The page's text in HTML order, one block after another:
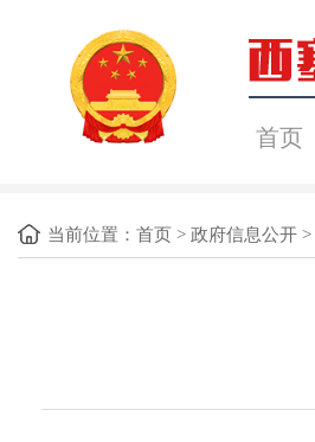
首页
当前位置： 首页 > 政府信息公开 >